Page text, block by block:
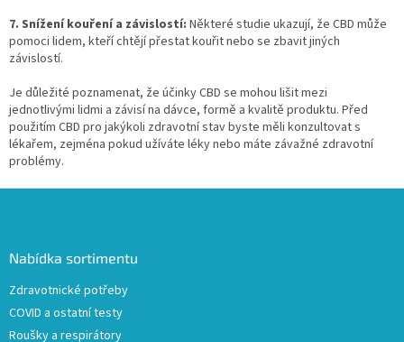
7. Snížení kouření a závislostí: Některé studie ukazují, že CBD může
pomoci lidem, kteří chtějí přestat kouřit nebo se zbavit jiných
závislostí.
Je důležité poznamenat, že účinky CBD se mohou lišit mezi
jednotlivými lidmi a závisí na dávce, formě a kvalitě produktu. Před
použitím CBD pro jakýkoli zdravotní stav byste měli konzultovat s
lékařem, zejména pokud užíváte léky nebo máte závažné zdravotní
problémy.
Nabídka sortimentu
Zdravotnické potřeby
COVID a ostatní testy
Roušky a respirátory